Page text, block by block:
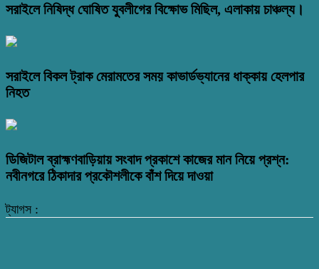
সরাইলে নিষিদ্ধ ঘোষিত যুবলীগের বিক্ষোভ মিছিল, এলাকায় চাঞ্চল্য।
সরাইলে বিকল ট্রাক মেরামতের সময় কাভার্ডভ্যানের ধাক্কায় হেলপার
নিহত
ডিজিটাল ব্রাহ্মণবাড়িয়ায় সংবাদ প্রকাশে কাজের মান নিয়ে প্রশ্ন:
নবীনগরে ঠিকাদার প্রকৌশলীকে বাঁশ দিয়ে দাওয়া
ট্যাগস :